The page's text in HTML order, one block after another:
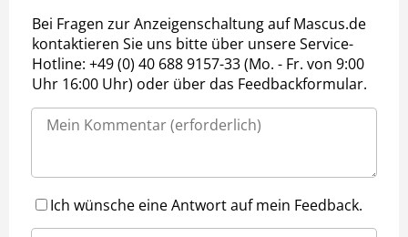
Bei Fragen zur Anzeigenschaltung auf Mascus.de
kontaktieren Sie uns bitte über unsere Service-
Hotline: +49 (0) 40 688 9157-33 (Mo. - Fr. von 9:00
Uhr 16:00 Uhr) oder über das Feedbackformular.
Ich wünsche eine Antwort auf mein Feedback.